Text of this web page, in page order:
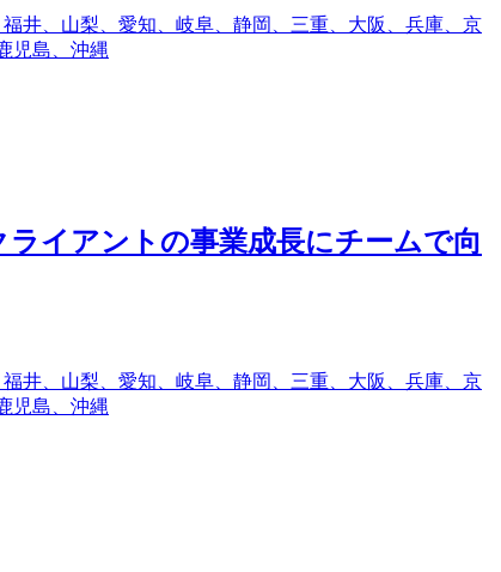
井、山梨、愛知、岐阜、静岡、三重、大阪、兵庫、京
児島、沖縄
イアントの事業成長にチームで向
井、山梨、愛知、岐阜、静岡、三重、大阪、兵庫、京
児島、沖縄